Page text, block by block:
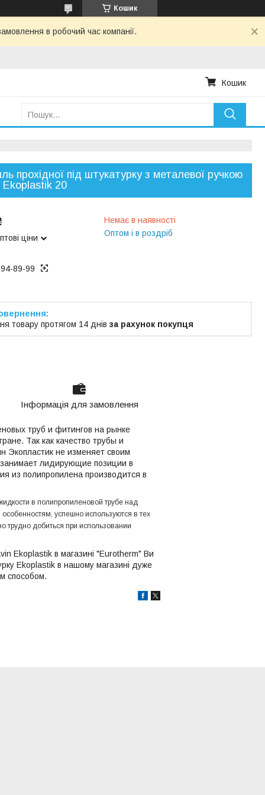
Кошик
в робочий час компанії.
Кошик
прохідної під штукатурку з металевої ручкою
Ekoplastik 20
ціни
Немає в наявності
Оптом і в роздріб
89-99
товару протягом 14 днів за рахунок покупця
Інформація для замовлення
труб и фитингов на рынке
Так как качество трубы и
Экопластик не изменяет своим
лидирующие позиции в
из полипропилена производится в
в полипропиленовой трубе над
успешно используются в тех
трудно добиться при использовании
Ekoplastik в магазині "Eurotherm" Ви
Ekoplastik в нашому магазині дуже
способом.